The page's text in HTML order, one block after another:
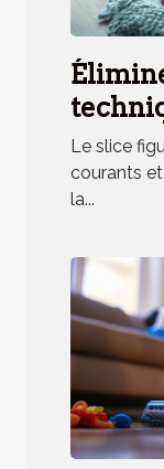
Le slice
courants
la...